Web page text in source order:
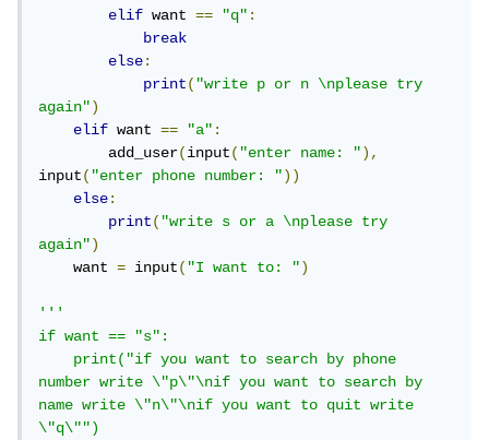
elif want == "q":
break
else:
print("write p or n \nplease try
again")
elif want == "a":
        add_user
(input("enter name: "),
input("enter phone number: "))
else:
print("write s or a \nplease try
again")
    want
= input("I want to: ")
'''
if want == "s":
    print("if you want to search by phone
number write \"p\"\nif you want to search by
name write \"n\"\nif you want to quit write
\"q\"")